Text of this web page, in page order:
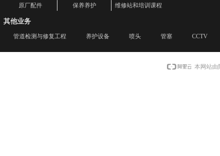
其他业务
原厂配件 保养养护 维修站和培训课程
管道检测与修复工程 养护设备 喷头 管塞 CCTV
本网站由